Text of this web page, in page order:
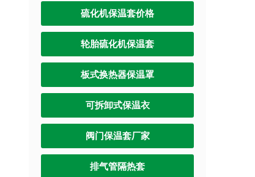
硫化机保温套价格
轮胎硫化机保温套
板式换热器保温罩
可拆卸式保温衣
阀门保温套厂家
排气管隔热套